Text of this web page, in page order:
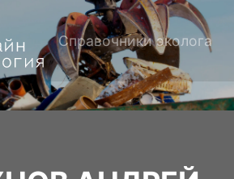
Справочники эколога